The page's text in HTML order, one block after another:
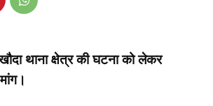
थाना क्षेत्र की घटना को लेकर